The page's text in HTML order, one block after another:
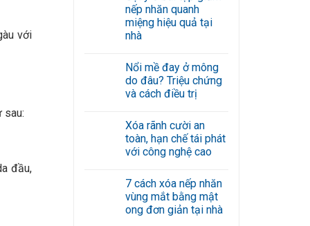
với
sau:
đầu,
nếp nhăn quanh
miệng hiệu quả tại
nhà
bình
luận
ở
Gợi
bài
tập
giảm
nếp
nhăn
hiệu
quả
tại
nhà
Nổi mề đay ở mông
do đâu? Triệu chứng
và cách điều trị
bình
luận
ở
Nổi
ở
mông
do
đâu?
Triệu
Xóa rãnh cười an
toàn, hạn chế tái phát
với công nghệ cao
bình
luận
ở
Xóa
7 cách xóa nếp nhăn
vùng mắt bằng mật
ong đơn giản tại nhà